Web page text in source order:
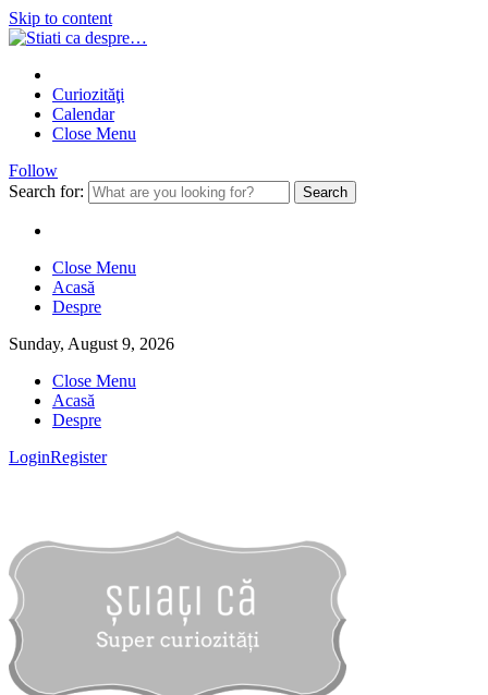
Skip to content
Curiozităţi
Calendar
Close Menu
Follow
Search for:
Close Menu
Acasă
Despre
Sunday, August 9, 2026
Close Menu
Acasă
Despre
LoginRegister